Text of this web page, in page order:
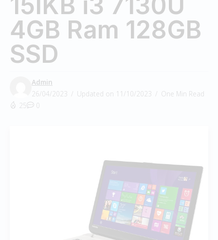
4GB Ram 128GB
SSD
Admin
26/04/2023
Updated on 11/10/2023
One Min Read
25
0